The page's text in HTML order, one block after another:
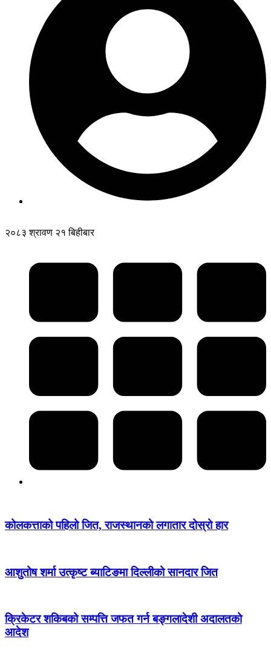
२०८३ श्रावण २१ बिहीबार
कोलकत्ताको पहिलो जित, राजस्थानको लगातार दोस्रो हार
आशुतोष शर्मा उत्कृष्ट ब्याटिङमा दिल्लीको सानदार जित
क्रिकेटर शकिबको सम्पत्ति जफत गर्न बङ्गलादेशी अदालतको
आदेश